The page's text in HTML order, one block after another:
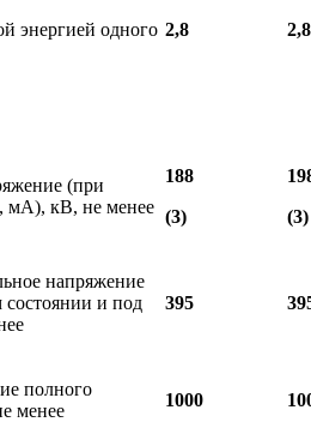
энергией одного 2,8 2,8
(при
мА), кВ, не менее
188
(3)
(3)
напряжение
состоянии и под
395
полного
менее
1000